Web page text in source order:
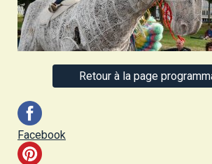
Retour à la page
Facebook